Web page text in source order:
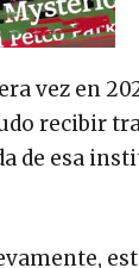
vez en
recibir
de esa